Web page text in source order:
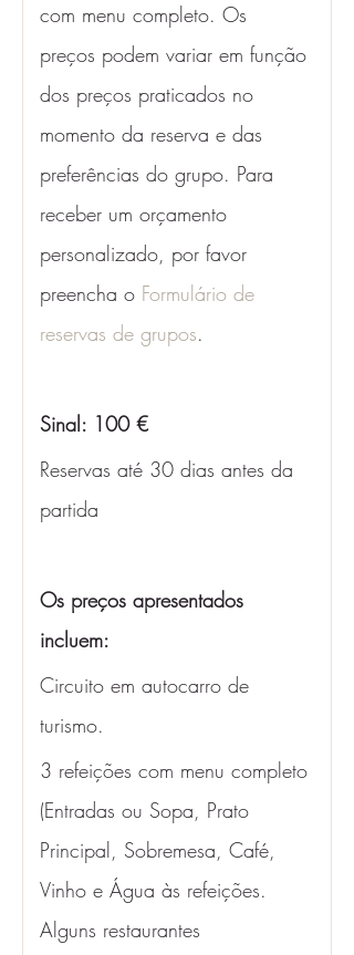
com menu completo. Os
preços podem variar em função
dos preços praticados no
momento da reserva e das
preferências do grupo. Para
receber um orçamento
personalizado, por favor
preencha o Formulário de
reservas de grupos.
Sinal: 100 €
Reservas até 30 dias antes da
partida
Os preços apresentados
incluem:
Circuito em autocarro de
turismo.
3 refeições com menu completo
(Entradas ou Sopa, Prato
Principal, Sobremesa, Café,
Vinho e Água às refeições.
Alguns restaurantes